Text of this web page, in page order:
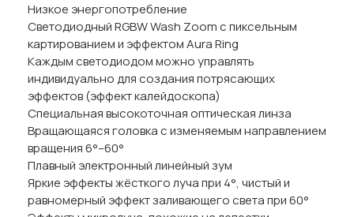
Низкое энергопотребление
Светодиодный RGBW Wash Zoom с пиксельным
картированием и эффектом Aura Ring
Каждым светодиодом можно управлять
индивидуально для создания потрясающих
эффектов (эффект калейдоскопа)
Специальная высокоточная оптическая линза
Вращающаяся головка с изменяемым направлением
вращения 6°–60°
Плавный электронный линейный зум
Яркие эффекты жёсткого луча при 4°, чистый и
равномерный эффект заливающего света при 60°